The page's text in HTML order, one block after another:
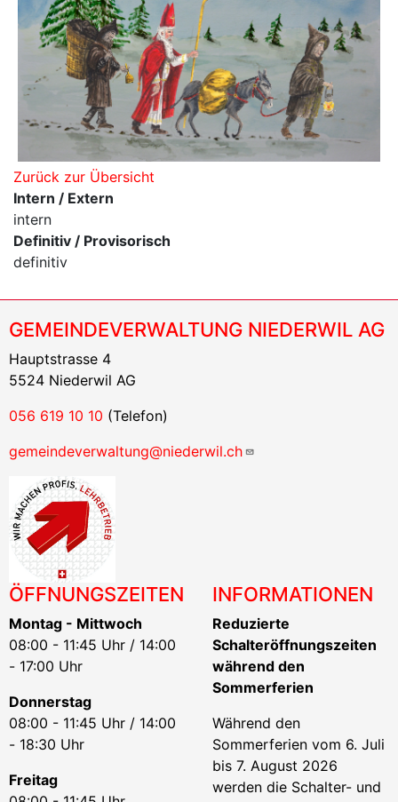
Zurück zur Übersicht
Intern / Extern
intern
Definitiv / Provisorisch
definitiv
GEMEINDEVERWALTUNG NIEDERWIL AG
Hauptstrasse 4
5524 Niederwil AG
056 619 10 10 (Telefon)
gemeindeverwaltung@niederwil.ch
ÖFFNUNGSZEITEN
Montag - Mittwoch
08:00 - 11:45 Uhr / 14:00
- 17:00 Uhr
Donnerstag
08:00 - 11:45 Uhr / 14:00
- 18:30 Uhr
Freitag
INFORMATIONEN
Reduzierte
Schalteröffnungszeiten
während den
Sommerferien
Während den
Sommerferien vom 6. Juli
bis 7. August 2026
werden die Schalter- und